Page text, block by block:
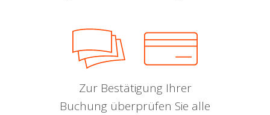
Zur Bestätigung Ihrer
Buchung überprüfen Sie alle